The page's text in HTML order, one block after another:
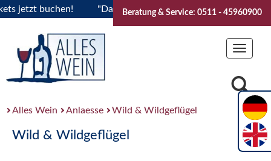
jetzt buchen! "Das Sommerfest 2026" Vive la
Beratung & Service: 0511 - 45960900
Toggle
Alles Wein Anlaesse Wild & Wildgeflügel
Wild & Wildgeflügel